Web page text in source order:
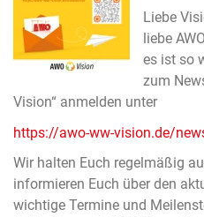
Liebe
liebe
es ist so
zum
Vision“ anmelden unter
https://awo-ww-vision.de/
Wir halten Euch regelmäßig
informieren Euch über den
wichtige Termine und